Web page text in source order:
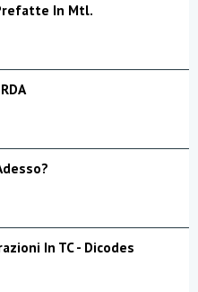
In Mtl.
In TC - Dicodes